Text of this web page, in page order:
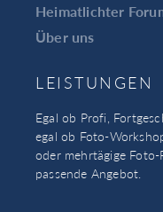
Heimatlichter
Über uns
LEISTUNGEN
Egal ob Profi,
egal ob Foto-
oder mehrtägige
passende Angebot.